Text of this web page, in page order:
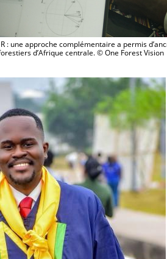
: une approche complémentaire a permis
d’Afrique centrale. © One Forest Vision